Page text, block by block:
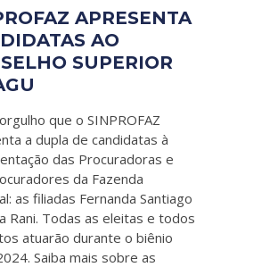
APRESENTA
AO
SUPERIOR
que o SINPROFAZ
a dupla de candidatas à
das Procuradoras e
da Fazenda
as filiadas Fernanda Santiago
Rani. Todas as eleitas e todos
atuarão durante o biênio
Saiba mais sobre as